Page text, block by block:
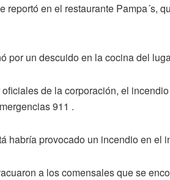
en el restaurante Pampa´s,
por un descuido en la cocina del
de la corporación, el
911 .
habría provocado un incendio en el
a los comensales que se